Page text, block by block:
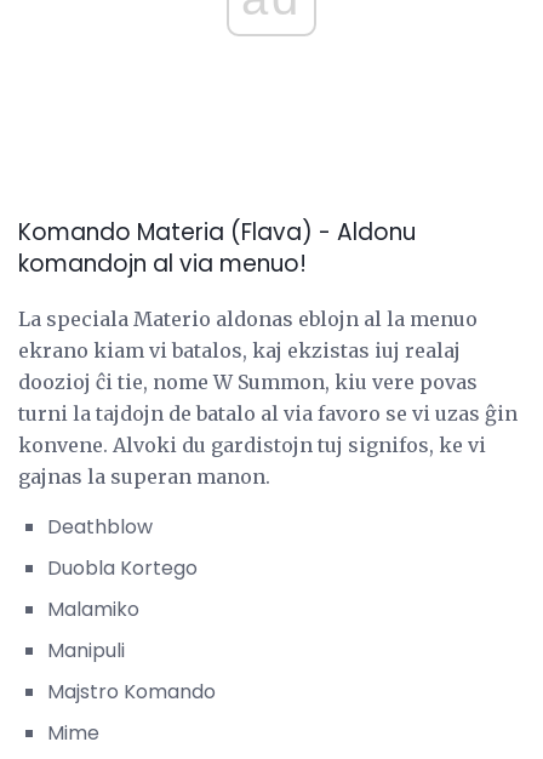
Komando Materia (Flava) - Aldonu
komandojn al via menuo!
La speciala Materio aldonas eblojn al la menuo
ekrano kiam vi batalos, kaj ekzistas iuj realaj
doozioj ĉi tie, nome W Summon, kiu vere povas
turni la tajdojn de batalo al via favoro se vi uzas ĝin
konvene. Alvoki du gardistojn tuj signifos, ke vi
gajnas la superan manon.
Deathblow
Duobla Kortego
Malamiko
Manipuli
Majstro Komando
Mime